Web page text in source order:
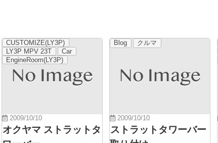
CUSTOMIZE(LY3P)
LY3P MPV 23T
Car
EngineRoom(LY3P)
2009/10/10
オクヤマ ストラットタ
Blog クルマ
2009/10/10
ストラットタワーバー